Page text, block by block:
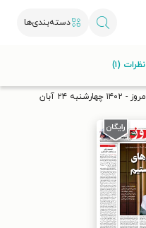
دسته‌بندی‌ها
کن.
۲۴ آبان
نظرات (۱)